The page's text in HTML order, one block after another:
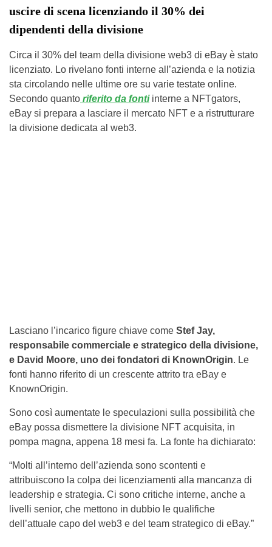
uscire di scena licenziando il 30% dei
dipendenti della divisione
Circa il 30% del team della divisione web3 di eBay è stato
licenziato. Lo rivelano fonti interne all’azienda e la notizia
sta circolando nelle ultime ore su varie testate online.
Secondo quanto riferito da fontiinterne a NFTgators,
eBay si prepara a lasciare il mercato NFT e a ristrutturare
la divisione dedicata al web3.
Lasciano l’incarico figure chiave come Stef Jay,
responsabile commerciale e strategico della divisione,
e David Moore, uno dei fondatori di KnownOrigin. Le
fonti hanno riferito di un crescente attrito tra eBay e
KnownOrigin.
Sono così aumentate le speculazioni sulla possibilità che
eBay possa dismettere la divisione NFT acquisita, in
pompa magna, appena 18 mesi fa. La fonte ha dichiarato:
“Molti all’interno dell’azienda sono scontenti e
attribuiscono la colpa dei licenziamenti alla mancanza di
leadership e strategia. Ci sono critiche interne, anche a
livelli senior, che mettono in dubbio le qualifiche
dell’attuale capo del web3 e del team strategico di eBay.”